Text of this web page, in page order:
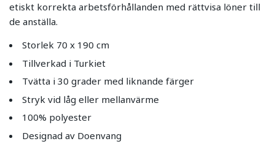
etiskt korrekta arbetsförhållanden med rättvisa löner till
de anställa.
Storlek 70 x 190 cm
Tillverkad i Turkiet
Tvätta i 30 grader med liknande färger
Stryk vid låg eller mellanvärme
100% polyester
Designad av Doenvang